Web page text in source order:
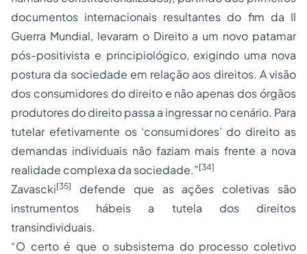
documentos internacionais resultantes do fim da II
Guerra Mundial, levaram o Direito a um novo patamar
pós-positivista e principiológico, exigindo uma nova
postura da sociedade em relação aos direitos. A visão
dos consumidores do direito e não apenas dos órgãos
produtores do direito passa a ingressar no cenário. Para
tutelar efetivamente os ‘consumidores’ do direito as
demandas individuais não faziam mais frente a nova
realidade complexa da sociedade.”[34]
Zavascki[35]
defende que as ações coletivas são
instrumentos hábeis a tutela dos direitos
transindividuais.
“O certo é que o subsistema do processo coletivo